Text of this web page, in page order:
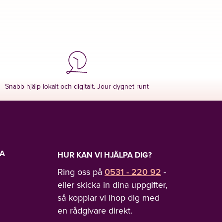
Snabb hjälp lokalt och digitalt. Jour dygnet runt
HUR KAN VI HJÄLPA DIG?
Ring oss på 0531 - 220 92 -
eller skicka in dina uppgifter,
så kopplar vi ihop dig med
en rådgivare direkt.